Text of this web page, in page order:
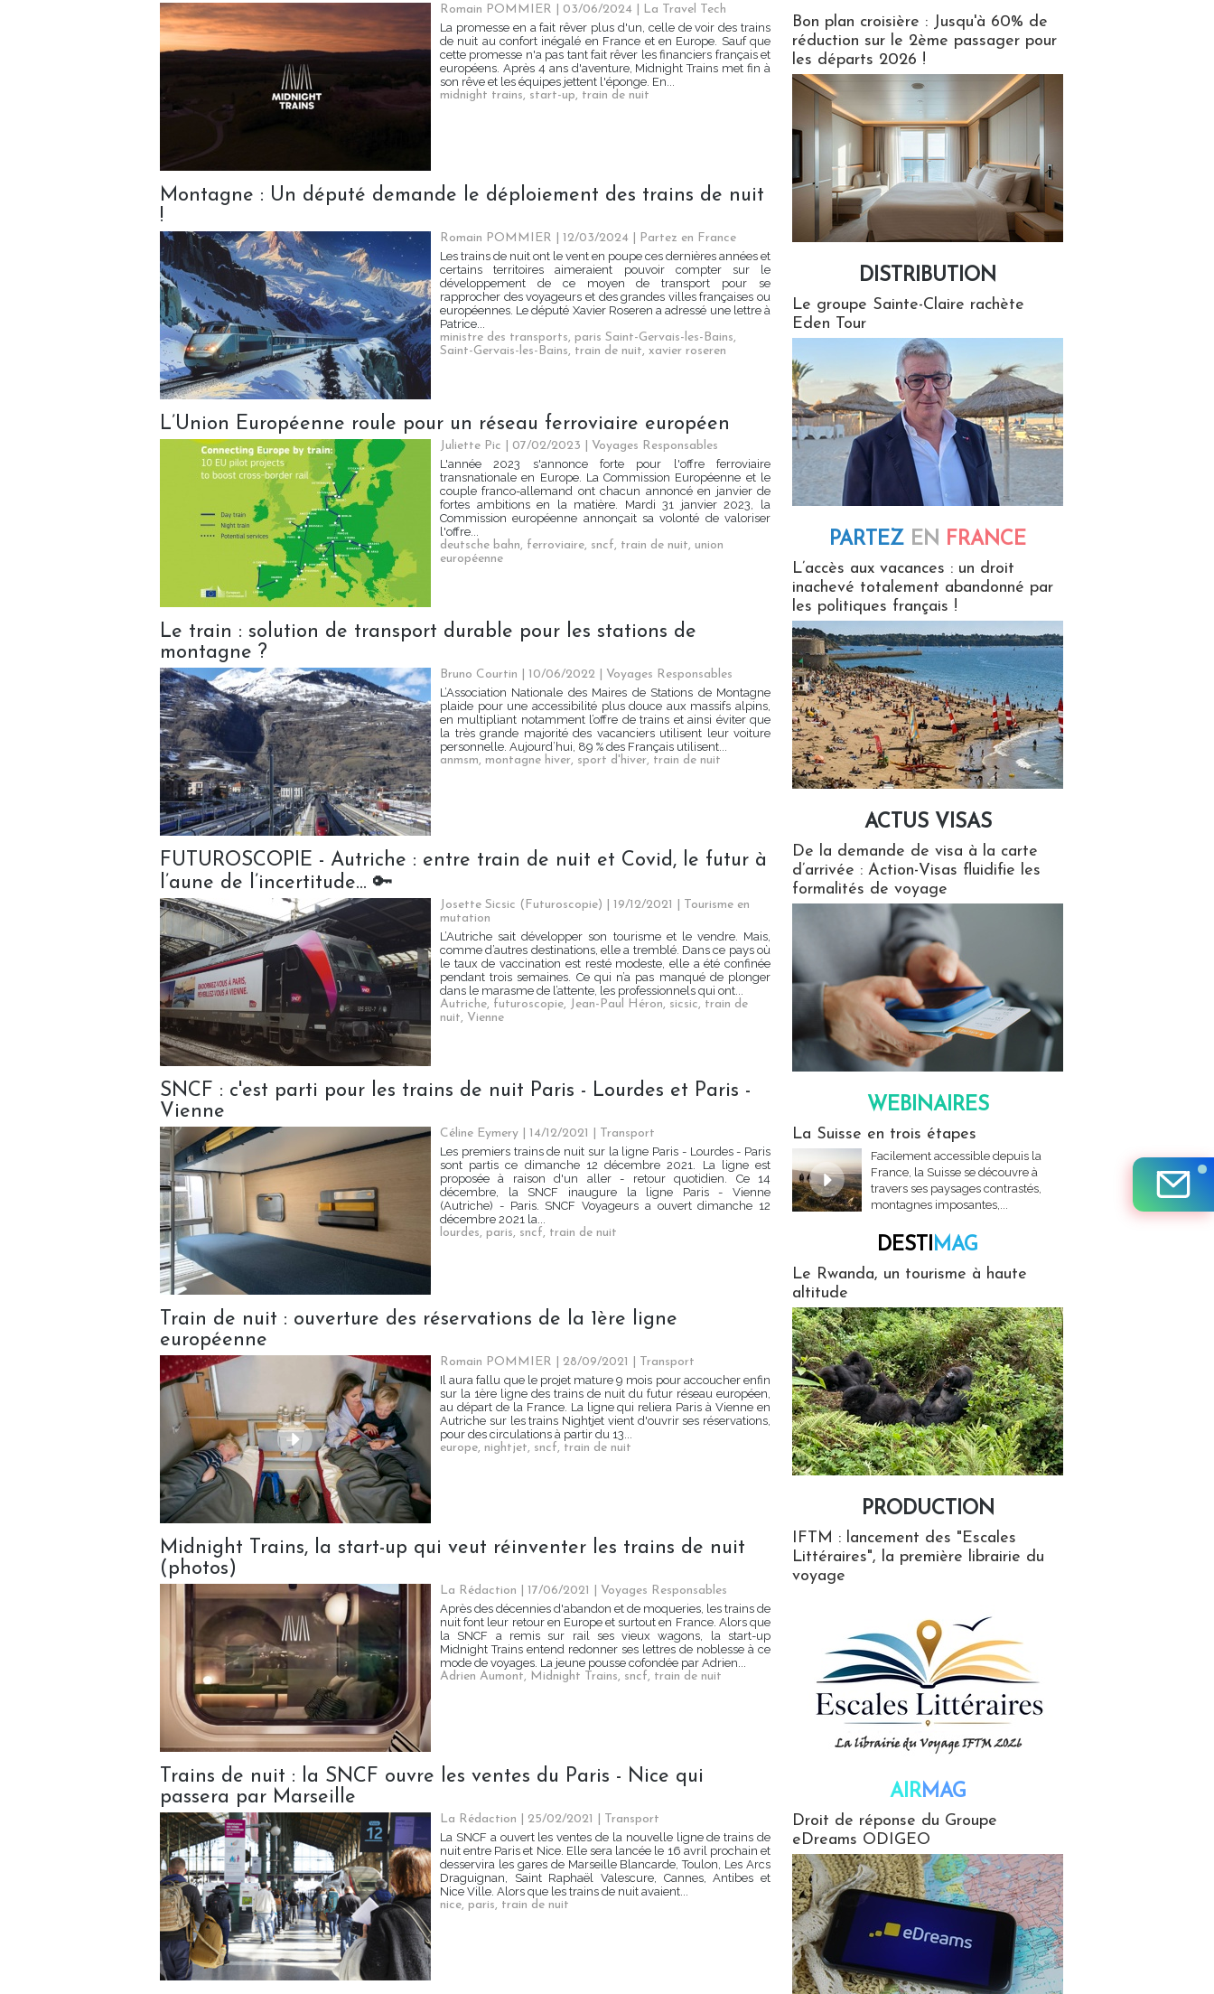
Romain POMMIER | 03/06/2024
La Travel Tech
La promesse en a fait rêver plus d'un, celle de voir des trains
de nuit au confort inégalé en France et en Europe. Sauf que
cette promesse n'a pas tant fait rêver les financiers français et
européens. Après 4 ans d'aventure, Midnight Trains met fin à
son rêve et les équipes jettent l'éponge. En...
midnight trains, start-up, train de nuit
Montagne : Un député demande le déploiement des trains de nuit
!
Romain POMMIER | 12/03/2024
Partez en France
Les trains de nuit ont le vent en poupe ces dernières années et
certains territoires aimeraient pouvoir compter sur le
développement de ce moyen de transport pour se
rapprocher des voyageurs et des grandes villes françaises ou
européennes. Le député Xavier Roseren a adressé une lettre à
Patrice...
ministre des transports, paris Saint-Gervais-les-Bains,
Saint-Gervais-les-Bains, train de nuit, xavier roseren
L’Union Européenne roule pour un réseau ferroviaire européen
Juliette Pic | 07/02/2023
Voyages Responsables
L'année 2023 s'annonce forte pour l'offre ferroviaire
transnationale en Europe. La Commission Européenne et le
couple franco-allemand ont chacun annoncé en janvier de
fortes ambitions en la matière. Mardi 31 janvier 2023, la
Commission européenne annonçait sa volonté de valoriser
l'offre...
deutsche bahn, ferroviaire, sncf, train de nuit, union
européenne
Le train : solution de transport durable pour les stations de
montagne ?
Bruno Courtin | 10/06/2022
Voyages Responsables
L’Association Nationale des Maires de Stations de Montagne
plaide pour une accessibilité plus douce aux massifs alpins,
en multipliant notamment l’offre de trains et ainsi éviter que
la très grande majorité des vacanciers utilisent leur voiture
personnelle. Aujourd’hui, 89 % des Français utilisent...
anmsm, montagne hiver, sport d'hiver, train de nuit
FUTUROSCOPIE - Autriche : entre train de nuit et Covid, le futur à
l’aune de l’incertitude... 🔑
Josette Sicsic (Futuroscopie) | 19/12/2021
Tourisme en
mutation
L’Autriche sait développer son tourisme et le vendre. Mais,
comme d’autres destinations, elle a tremblé. Dans ce pays où
le taux de vaccination est resté modeste, elle a été confinée
pendant trois semaines. Ce qui n’a pas manqué de plonger
dans le marasme de l’attente, les professionnels qui ont...
Autriche, futuroscopie, Jean-Paul Héron, sicsic, train de
nuit, Vienne
SNCF : c'est parti pour les trains de nuit Paris - Lourdes et Paris -
Vienne
Céline Eymery | 14/12/2021
Transport
Les premiers trains de nuit sur la ligne Paris - Lourdes - Paris
sont partis ce dimanche 12 décembre 2021. La ligne est
proposée à raison d'un aller - retour quotidien. Ce 14
décembre, la SNCF inaugure la ligne Paris - Vienne
(Autriche) - Paris. SNCF Voyageurs a ouvert dimanche 12
décembre 2021 la...
lourdes, paris, sncf, train de nuit
Train de nuit : ouverture des réservations de la 1ère ligne
européenne
Romain POMMIER | 28/09/2021
Transport
Il aura fallu que le projet mature 9 mois pour accoucher enfin
sur la 1ère ligne des trains de nuit du futur réseau européen,
au départ de la France. La ligne qui reliera Paris à Vienne en
Autriche sur les trains Nightjet vient d'ouvrir ses réservations,
pour des circulations à partir du 13...
europe, nightjet, sncf, train de nuit
Midnight Trains, la start-up qui veut réinventer les trains de nuit
(photos)
La Rédaction | 17/06/2021
Voyages Responsables
Après des décennies d'abandon et de moqueries, les trains de
nuit font leur retour en Europe et surtout en France. Alors que
la SNCF a remis sur rail ses vieux wagons, la start-up
Midnight Trains entend redonner ses lettres de noblesse à ce
mode de voyages. La jeune pousse cofondée par Adrien...
Adrien Aumont, Midnight Trains, sncf, train de nuit
Trains de nuit : la SNCF ouvre les ventes du Paris - Nice qui
passera par Marseille
La Rédaction | 25/02/2021
Transport
La SNCF a ouvert les ventes de la nouvelle ligne de trains de
nuit entre Paris et Nice. Elle sera lancée le 16 avril prochain et
desservira les gares de Marseille Blancarde, Toulon, Les Arcs
Draguignan, Saint Raphaël Valescure, Cannes, Antibes et
Nice Ville. Alors que les trains de nuit avaient...
nice, paris, train de nuit
Bon plan croisière : Jusqu'à 60% de
réduction sur le 2ème passager pour
les départs 2026 !
DISTRIBUTION
Le groupe Sainte-Claire rachète
Eden Tour
PARTEZ EN FRANCE
L’accès aux vacances : un droit
inachevé totalement abandonné par
les politiques français !
ACTUS VISAS
De la demande de visa à la carte
d’arrivée : Action-Visas fluidifie les
formalités de voyage
WEBINAIRES
La Suisse en trois étapes
Facilement accessible depuis la
France, la Suisse se découvre à
travers ses paysages contrastés,
montagnes imposantes,...
DESTIMAG
Le Rwanda, un tourisme à haute
altitude
PRODUCTION
IFTM : lancement des "Escales
Littéraires", la première librairie du
voyage
AIRMAG
Droit de réponse du Groupe
eDreams ODIGEO